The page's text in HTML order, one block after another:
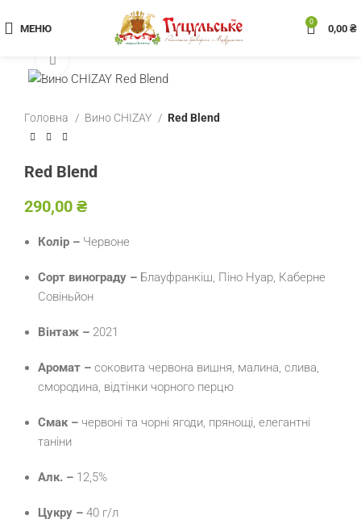
МЕНЮ
0
0,00 ₴
Головна Вино CHIZAY Red Blend
Red Blend
₴
Колір – Червоне
Сорт винограду – Блауфранкіш, Піно Нуар, Каберне
Совіньйон
Вінтаж – 2021
Аромат – соковита червона вишня, малина, слива,
смородина, відтінки чорного перцю
Смак – червоні та чорні ягоди, прянощі, елегантні
таніни
Алк. – 12,5%
Цукру – 40 г/л